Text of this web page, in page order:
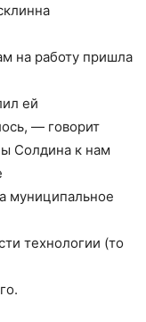
на работу пришла
ей
— говорит
Солдина к нам
муниципальное
технологии (то